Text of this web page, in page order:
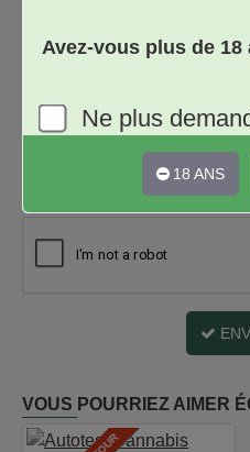
Avez-vous plus de 18
Ne plus
18 ANS
VOUS POURRIEZ AIMER